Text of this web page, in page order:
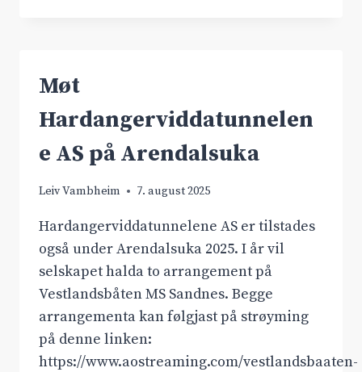
NTP
Møt
Hardangerviddatunnelen
e AS på Arendalsuka
Leiv Vambheim 7. august 2025
Hardangerviddatunnelene AS er tilstades
også under Arendalsuka 2025. I år vil
selskapet halda to arrangement på
Vestlandsbåten MS Sandnes. Begge
arrangementa kan følgjast på strøyming
på denne linken:
https://www.aostreaming.com/vestlandsbaaten-